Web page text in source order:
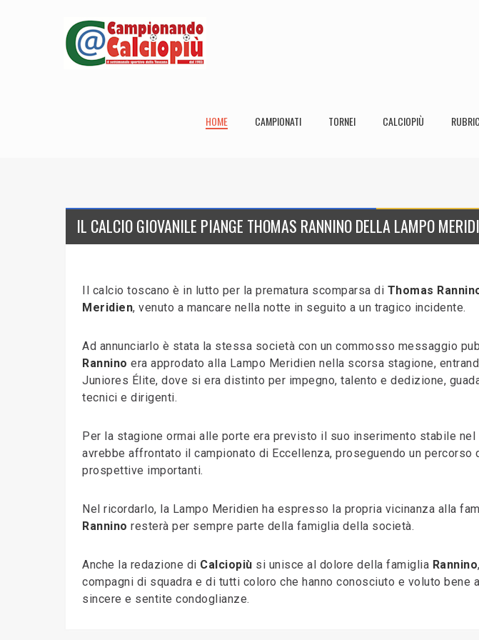
HOME CAMPIONATI TORNEI CALCIOPIÙ
IL CALCIO GIOVANILE PIANGE THOMAS RANNINO DELLA LAMPO
Il calcio toscano è in lutto per la prematura scomparsa di Thomas
Meridien, venuto a mancare nella notte in seguito a un tragico incidente.
Ad annunciarlo è stata la stessa società con un commosso messaggio
Rannino era approdato alla Lampo Meridien nella scorsa stagione,
Juniores Élite, dove si era distinto per impegno, talento e dedizione,
tecnici e dirigenti.
Per la stagione ormai alle porte era previsto il suo inserimento stabile nel
avrebbe affrontato il campionato di Eccellenza, proseguendo un
prospettive importanti.
Nel ricordarlo, la Lampo Meridien ha espresso la propria vicinanza alla
Rannino resterà per sempre parte della famiglia della società.
Anche la redazione di Calciopiù si unisce al dolore della famiglia Rannino
compagni di squadra e di tutti coloro che hanno conosciuto e voluto bene a
sincere e sentite condoglianze.